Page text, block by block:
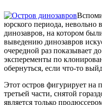
юрского периода, невольно
динозавров, на котором
выведению динозавров
очередной раз показывает
эксперементы по
обернуться, если что-то
Этот остров фигурирует на
третьей части, снятой
является только